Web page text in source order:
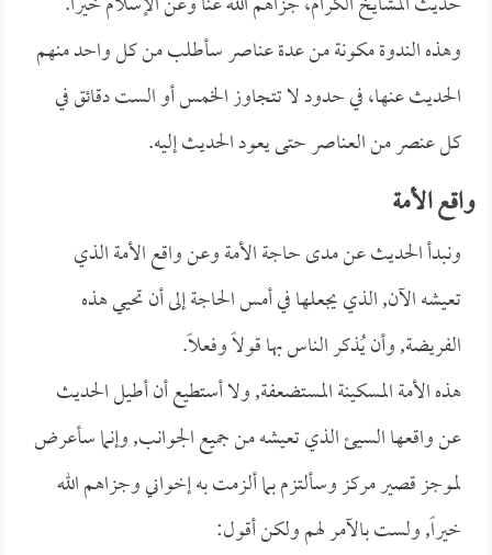
وهذه الندوة مكونة من عدة عناصر سأطلب من كل واحد منهم
الحديث عنها، في حدود لا تتجاوز الخمس أو الست دقائق في
كل عنصر من العناصر حتى يعود الحديث إليه.
واقع الأمة
ونبدأ الحديث عن مدى حاجة الأمة وعن واقع الأمة الذي
تعيشه الآن, الذي يجعلها في أمس الحاجة إلى أن تحيي هذه
الفريضة, وأن يُذكر الناس بها قولاً وفعلاً.
هذه الأمة المسكينة المستضعفة, ولا أستطيع أن أطيل الحديث
عن واقعها السيئ الذي تعيشه من جميع الجوانب, وإنما سأعرض
لموجز قصير مركز وسألتزم بما ألزمت به إخواني وجزاهم الله
خيراً, ولست بالآمر لهم ولكن أقول: